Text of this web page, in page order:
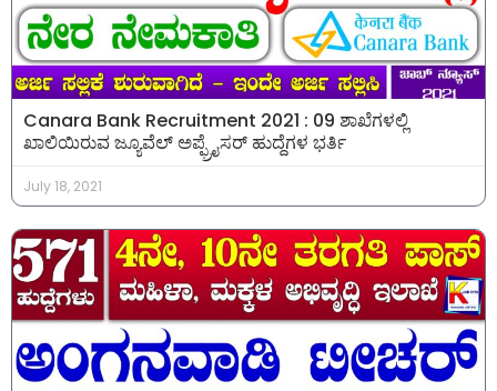
Canara Bank Recruitment 2021 : 09 ಶಾಖೆಗಳಲ್ಲಿ
ಖಾಲಿಯಿರುವ ಜ್ಯೂವೆಲ್ ಅಪ್ಫ್ರೈಸರ್ ಹುದ್ದೆಗಳ ಭರ್ತಿ
July 18, 2021